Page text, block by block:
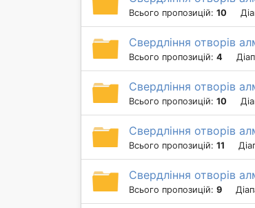
Всього пропозицій: 10
Свердління отворів
Всього пропозицій: 4
Свердління отворів
Всього пропозицій: 10
Свердління отворів
Всього пропозицій: 11
Свердління отворів
Всього пропозицій: 9